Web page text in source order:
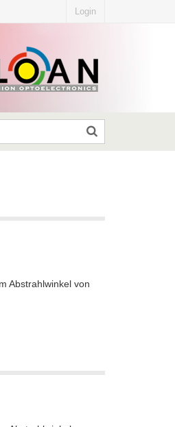
Login
Abstrahlwinkel von